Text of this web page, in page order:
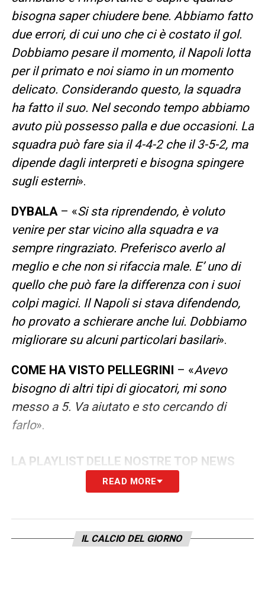
bisogna saper chiudere bene. Abbiamo fatto
due errori, di cui uno che ci è costato il gol.
Dobbiamo pesare il momento, il Napoli lotta
per il primato e noi siamo in un momento
delicato. Considerando questo, la squadra
ha fatto il suo. Nel secondo tempo abbiamo
avuto più possesso palla e due occasioni. La
squadra può fare sia il 4-4-2 che il 3-5-2, ma
dipende dagli interpreti e bisogna spingere
sugli esterni».
DYBALA– «Si sta riprendendo, è voluto
venire per star vicino alla squadra e va
sempre ringraziato. Preferisco averlo al
meglio e che non si rifaccia male. E’ uno di
quello che può fare la differenza con i suoi
colpi magici. Il Napoli si stava difendendo,
ho provato a schierare anche lui. Dobbiamo
migliorare su alcuni particolari basilari».
COME HA VISTO PELLEGRINI – «Avevo
bisogno di altri tipi di giocatori, mi sono
messo a 5. Va aiutato e sto cercando di
farlo».
LA PLAYLIST DELLE NOSTRE TOP NEWS
READ MORE
IL CALCIO DEL GIORNO